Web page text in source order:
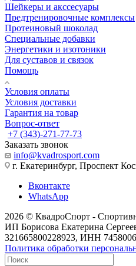
Шейкеры и акссесуары
Предтренировочные комплексы
Протеиновый шоколад
Специальные добавки
Энергетики и изотоники
Для суставов и связок
Помощь
Условия оплаты
Условия доставки
Гарантия на товар
Вопрос-ответ
+7 (343)-271-77-73
Заказать звонок
info@kvadrosport.com
г. Екатеринбург, Проспект
Вконтакте
WhatsApp
2026 © КвадроСпорт -
ИП Борисова Екатерина
321665800228923, ИНН
Политика обработки